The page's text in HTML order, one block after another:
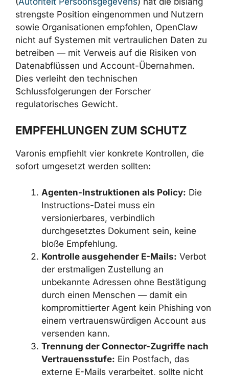
REGULATORISCHER KONTEXT
Die niederländische Datenschutzbehörde
(Autoriteit Persoonsgegevens) hat die bislang
strengste Position eingenommen und Nutzern
sowie Organisationen empfohlen, OpenClaw
nicht auf Systemen mit vertraulichen Daten
zu betreiben — mit Verweis auf die Risiken
Übernahmen. Dies verleiht den technischen
regulatorisches Gewicht.
EMPFEHLUNGEN ZUM SCHUTZ
Varonis empfiehlt vier konkrete Kontrollen, die
sofort umgesetzt werden sollten:
Agenten-Instruktionen als Policy:
Instructions-Datei muss ein
versionierbares, verbindlich
durchgesetztes Dokument sein, keine
bloße Empfehlung.
Kontrolle ausgehender E-Mails:
Verbot der erstmaligen Zustellung an
unbekannte Adressen ohne Bestätigung
durch einen Menschen — damit ein
kompromittierter Agent kein Phishing